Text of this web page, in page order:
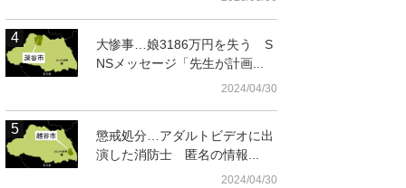
大惨事…娘3186万円を失う S
NSメッセージ「先生が計画...
2024/04/30
懲戒処分…アダルトビデオに出
演した消防士 匿名の情報...
2024/04/30